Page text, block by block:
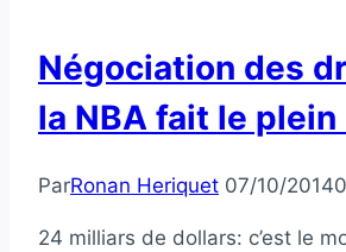
Négociation des
la NBA fait le plein
ParRonan Heriquet 07/10/2014
24 milliars de dollars: c’est le